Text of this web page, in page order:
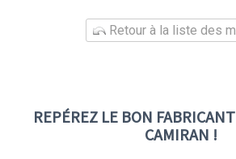
Retour à la liste des
REPÉREZ LE BON
CAMIRAN !